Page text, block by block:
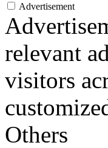
Advertisement
relevant
visitors
Others